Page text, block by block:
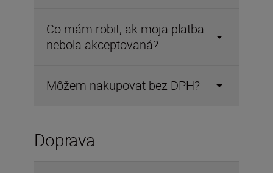
Co mám robit, ak moja platba
nebola akceptovaná?
Môžem nakupovat bez DPH?
Doprava